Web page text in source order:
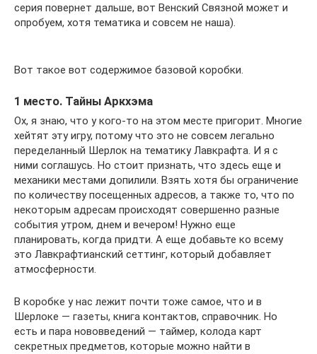
серия повернет дальше, вот Венский Связной может и
опробуем, хотя тематика и совсем не наша).
Вот такое вот содержимое базовой коробки.
1 место. Тайны Аркхэма
Ох, я знаю, что у кого-то на этом месте пригорит. Многие
хейтят эту игру, потому что это не совсем легально
переделанный Шерлок на тематику Лавкрафта. И я с
ними соглашусь. Но стоит признать, что здесь еще и
механики местами допилили. Взять хотя бы ограничение
по количеству посещенных адресов, а также то, что по
некоторым адресам происходят совершенно разные
события утром, днем и вечером! Нужно еще
планировать, когда придти. А еще добавьте ко всему
это Лавкрафтианский сеттинг, который добавляет
атмосферности.
В коробке у нас лежит почти тоже самое, что и в
Шерлоке — газеты, книга контактов, справочник. Но
есть и пара нововведений — таймер, колода карт
секретных предметов, которые можно найти в